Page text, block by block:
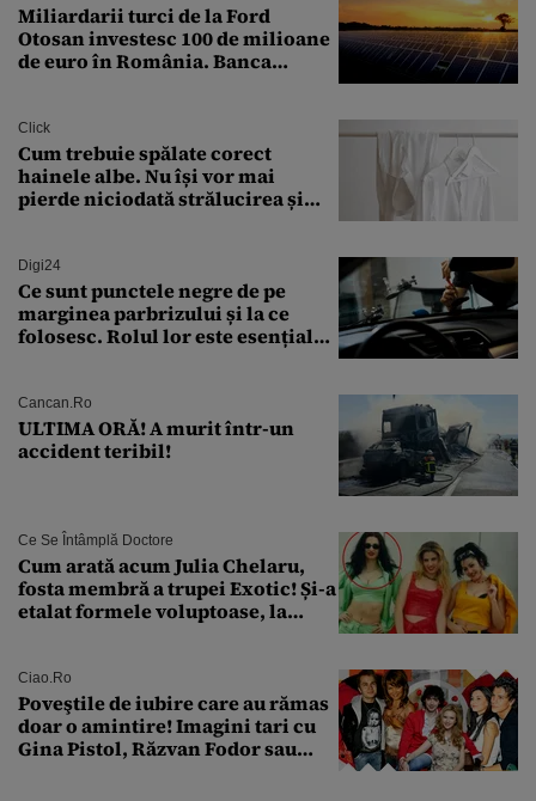
Miliardarii turci de la Ford
Otosan investesc 100 de milioane
de euro în România. Banca
Click
Cum trebuie spălate corect
hainele albe. Nu își vor mai
pierde niciodată strălucirea și
Digi24
Ce sunt punctele negre de pe
marginea parbrizului și la ce
folosesc. Rolul lor este esențial
Cancan.ro
ULTIMA ORĂ! A murit într-un
accident teribil!
Ce Se Întâmplă Doctore
Cum arată acum Julia Chelaru,
fosta membră a trupei Exotic! Și-a
etalat formele voluptoase, la
Ciao.ro
Poveştile de iubire care au rămas
doar o amintire! Imagini tari cu
Gina Pistol, Răzvan Fodor sau